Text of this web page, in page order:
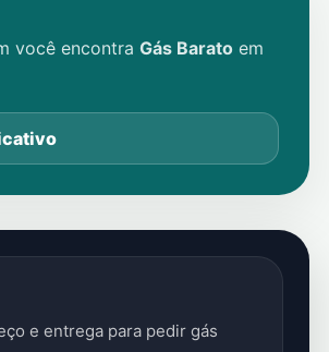
você encontra Gás Barato em
e entrega para pedir gás